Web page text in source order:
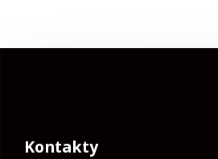
Kontakty